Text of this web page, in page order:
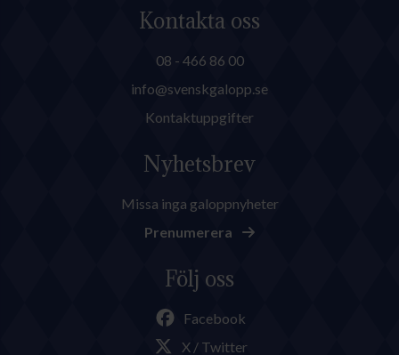
Kontakta oss
08 - 466 86 00
info@svenskgalopp.se
Kontaktuppgifter
Nyhetsbrev
Missa inga galoppnyheter
Prenumerera
Följ oss
Facebook
X / Twitter